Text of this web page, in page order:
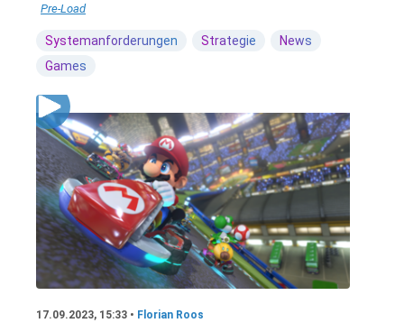
Pre-Load
Systemanforderungen Strategie
News
Games
17.09.2023, 15:33 • Florian Roos